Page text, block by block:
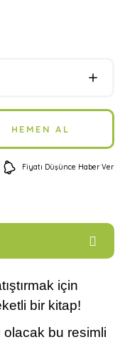
HEMEN AL
Fiyatı Düşünce Haber Ver
için
bir kitap!
olacak bu resimli